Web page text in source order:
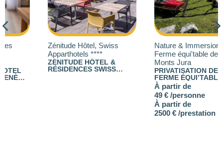
Zénitude Hôtel, Swiss
Apparthotels ****
ZÉNITUDE HÔTEL &
RÉSIDENCES SWISS
APPARTHOTELS : 130
Nature & Immersion - La
Ferme équi'table des
Monts Jura
PRIVATISATION DE LA
FERME ÉQUI’TABLE DES
MONTS JURA
À partir de
49 € /personne
À partir de
2500 € /prestation
710